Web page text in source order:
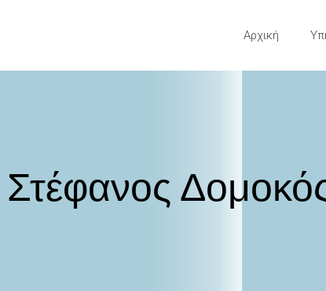
Αρχική